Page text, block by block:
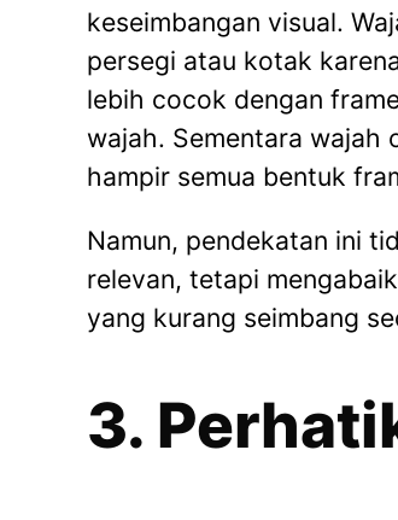
keseimbangan visual.
persegi atau kotak
lebih cocok dengan
wajah. Sementara wajah
hampir semua bentuk
Namun, pendekatan ini
relevan, tetapi
yang kurang seimbang
3.